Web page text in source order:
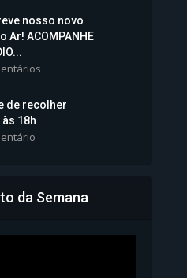
Sheila Lemos
nesta...
de exibição
emissão da
nosso novo
Ar! ACOMPANHE
de recolher
18h
da Semana